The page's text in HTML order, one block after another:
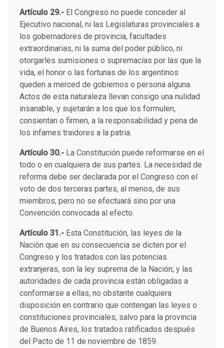
Artículo 29.- El Congreso no puede conceder al
Ejecutivo nacional, ni las Legislaturas provinciales a
los gobernadores de provincia, facultades
extraordinarias, ni la suma del poder público, ni
otorgarles sumisiones o supremacías por las que la
vida, el honor o las fortunas de los argentinos
queden a merced de gobiernos o persona alguna.
Actos de esta naturaleza llevan consigo una nulidad
insanable, y sujetarán a los que los formulen,
consientan o firmen, a la responsabilidad y pena de
los infames traidores a la patria.
Artículo 30.- La Constitución puede reformarse en el
todo o en cualquiera de sus partes. La necesidad de
reforma debe ser declarada por el Congreso con el
voto de dos terceras partes, al menos, de sus
miembros; pero no se efectuará sino por una
Convención convocada al efecto.
Artículo 31.- Esta Constitución, las leyes de la
Nación que en su consecuencia se dicten por el
Congreso y los tratados con las potencias
extranjeras, son la ley suprema de la Nación; y las
autoridades de cada provincia están obligadas a
conformarse a ellas, no obstante cualquiera
disposición en contrario que contengan las leyes o
constituciones provinciales, salvo para la provincia
de Buenos Aires, los tratados ratificados después
del Pacto de 11 de noviembre de 1859.